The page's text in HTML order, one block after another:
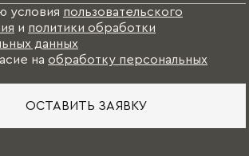
условия пользовательского
и политики обработки
данных
на обработку персональных
ОСТАВИТЬ ЗАЯВКУ